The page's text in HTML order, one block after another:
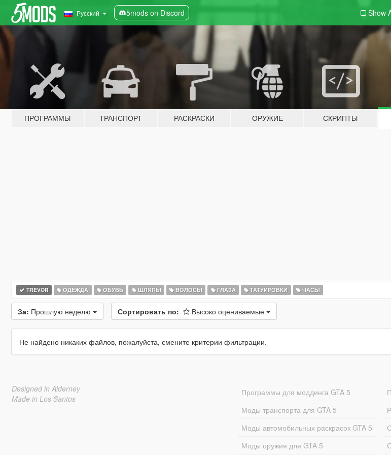
Русский 5mods on Discord Show
ПРОГРАММЫ ТРАНСПОРТ РАСКРАСКИ ОРУЖИЕ СКРИПТЫ
TREVOR ОДЕЖДА ОБУВЬ ШЛЯПЫ ВОЛОСЫ ГЛАЗА ТАТУИРОВКИ ЧАСЫ
За: Прошлую неделю Сортировать по: Высоко оцениваемые
Не найдено никаких файлов, пожалуйста, смените критерии фильтрации.
Designed in Alderney
Made in Los Santos
Программы для моддинга GTA 5
Моды транспорта для GTA 5
Моды автомобильных раскрасок GTA 5
Моды оружия для GTA 5